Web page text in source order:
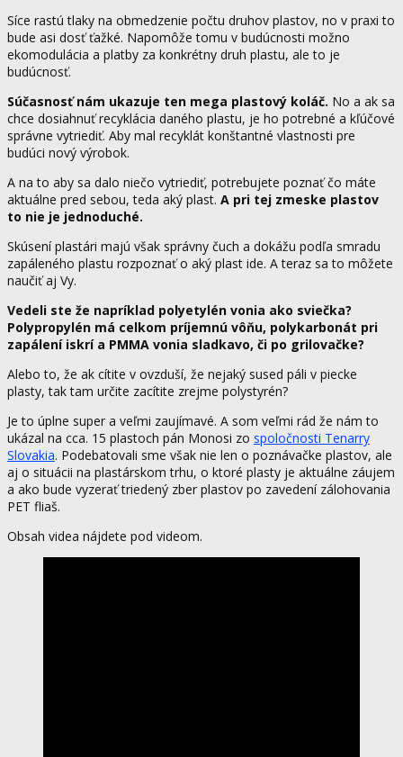
Síce rastú tlaky na obmedzenie počtu druhov plastov, no v praxi to
bude asi dosť ťažké. Napomôže tomu v budúcnosti možno
ekomodulácia a platby za konkrétny druh plastu, ale to je
budúcnosť.
Súčasnosť nám ukazuje ten mega plastový koláč. No a ak sa
chce dosiahnuť recyklácia daného plastu, je ho potrebné a kľúčové
správne vytriediť. Aby mal recyklát konštantné vlastnosti pre
budúci nový výrobok.
A na to aby sa dalo niečo vytriediť, potrebujete poznať čo máte
aktuálne pred sebou, teda aký plast. A pri tej zmeske plastov
to nie je jednoduché.
Skúsení plastári majú však správny čuch a dokážu podľa smradu
zapáleného plastu rozpoznať o aký plast ide. A teraz sa to môžete
naučiť aj Vy.
Vedeli ste že napríklad polyetylén vonia ako sviečka?
Polypropylén má celkom príjemnú vôňu, polykarbonát pri
zapálení iskrí a PMMA vonia sladkavo, či po grilovačke?
Alebo to, že ak cítite v ovzduší, že nejaký sused páli v piecke
plasty, tak tam určite zacítite zrejme polystyrén?
Je to úplne super a veľmi zaujímavé. A som veľmi rád že nám to
ukázal na cca. 15 plastoch pán Monosi zo spoločnosti Tenarry
Slovakia. Podebatovali sme však nie len o poznávačke plastov, ale
aj o situácii na plastárskom trhu, o ktoré plasty je aktuálne záujem
a ako bude vyzerať triedený zber plastov po zavedení zálohovania
PET fliaš.
Obsah videa nájdete pod videom.